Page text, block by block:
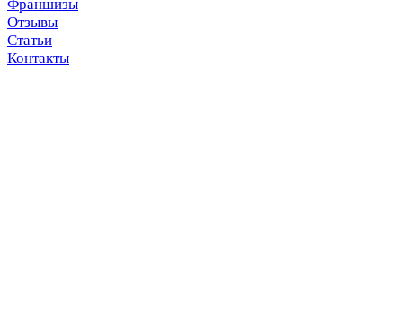
Франшизы
Отзывы
Статьи
Контакты